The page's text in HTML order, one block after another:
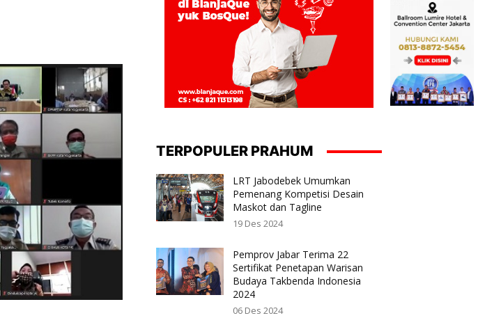
TERPOPULER PRAHUM
LRT Jabodebek Umumkan
Pemenang Kompetisi Desain
Maskot dan Tagline
19 Des 2024
Pemprov Jabar Terima 22
Sertifikat Penetapan Warisan
Budaya Takbenda Indonesia
2024
06 Des 2024